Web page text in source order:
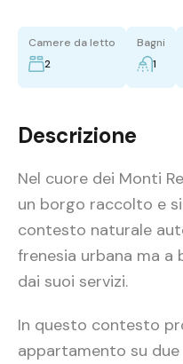
Camere da letto
2
Bagni
1
Descrizione
Nel cuore dei Monti
un borgo raccolto e
contesto naturale
frenesia urbana ma a
dai suoi servizi.
In questo contesto
appartamento su due